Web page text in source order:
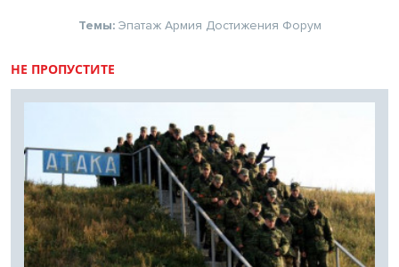
Темы: Эпатаж Армия Достижения Форум
НЕ ПРОПУСТИТЕ